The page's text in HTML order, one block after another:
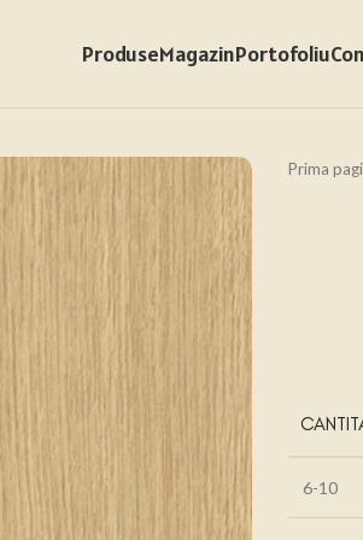
ProduseMagazinPortofoliu
Prima
6-10